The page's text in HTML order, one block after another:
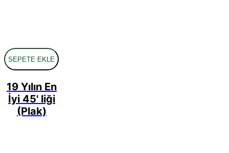
SEPETE EKLE
19 Yılın En
İyi 45' liği
(Plak)